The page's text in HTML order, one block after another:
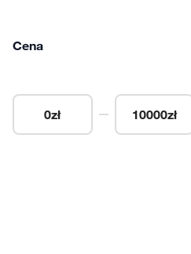
Cena
0zł 10000zł